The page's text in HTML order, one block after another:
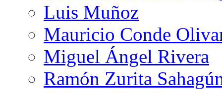
Luis Muñoz
Mauricio Conde
Miguel Ángel Rivera
Ramón Zurita